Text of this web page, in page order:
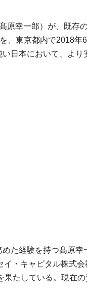
ボ
原幸一郎）が、既存
、東京都内で2018年
日本において、より
た経験を持つ髙原幸
・キャピタル株式会
たしている。現在